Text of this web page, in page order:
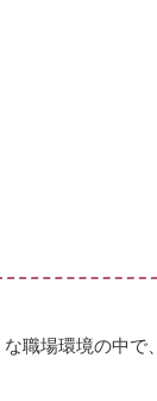
職場環境の中で、